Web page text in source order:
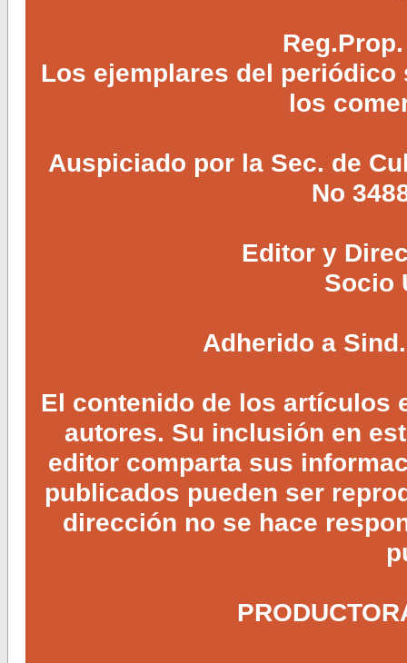
Los ejemplares del
los
Auspiciado por la Sec. de
No
Editor y
Socio
Adherido a
El contenido de los artículos
autores. Su inclusión en
editor comparta sus
publicados pueden ser
dirección no se hace